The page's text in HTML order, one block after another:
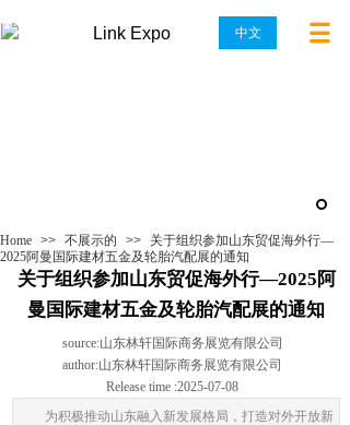
Link Expo 中文
Home >> 不展示的 >>
关于组织参加山东贸促海外行—
2025阿曼国际建材五金及轮胎汽配展的通知
关于组织参加山东贸促海外行—2025阿
曼国际建材五金及轮胎汽配展的通知
source:山东林轩国际商务展览有限公司
author:山东林轩国际商务展览有限公司
Release time :2025-07-08
为积极推动山东融入新发展格局，打造对外开放新